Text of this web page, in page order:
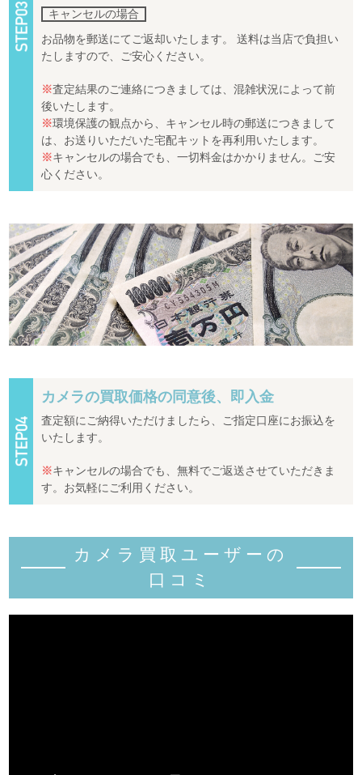
キャンセルの場合
お品物を郵送にてご返却いたします。 送料は当店で負担い
たしますので、ご安心ください。
※査定結果のご連絡につきましては、混雑状況によって前
後いたします。
※環境保護の観点から、キャンセル時の郵送につきまして
は、お送りいただいた宅配キットを再利用いたします。
※キャンセルの場合でも、一切料金はかかりません。ご安
心ください。
カメラの買取価格の同意後、即入金
査定額にご納得いただけましたら、ご指定口座にお振込を
いたします。
※キャンセルの場合でも、無料でご返送させていただきま
す。お気軽にご利用ください。
カメラ買取ユーザーの
口コミ